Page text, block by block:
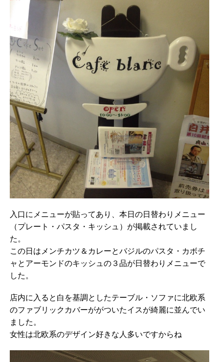
入口にメニューが貼ってあり、本日の日替わりメニュー
（プレート・パスタ・キッシュ）が掲載されていまし
た。
この日はメンチカツ＆カレーとバジルのパスタ・カボチ
ャとアーモンドのキッシュの３品が日替わりメニューで
した。
店内に入ると白を基調としたテーブル・ソファに北欧系
のファブリックカバーががついたイスが綺麗に並んでい
ました。
女性は北欧系のデザイン好きな人多いですからね